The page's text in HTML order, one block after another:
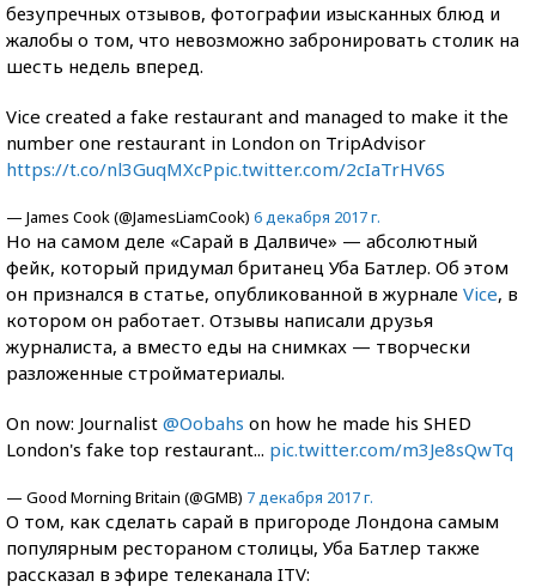
безупречных отзывов, фотографии изысканных блюд и
жалобы о том, что невозможно забронировать столик на
шесть недель вперед.
Vice created a fake restaurant and managed to make it the
number one restaurant in London on TripAdvisor
https://t.co/nl3GuqMXcPpic.twitter.com/2cIaTrHV6S
— James Cook (@JamesLiamCook) 6 декабря 2017 г.
Но на самом деле «Сарай в Далвиче» — абсолютный
фейк, который придумал британец Уба Батлер. Об этом
он признался в статье, опубликованной в журнале Vice, в
котором он работает. Отзывы написали друзья
журналиста, а вместо еды на снимках — творчески
разложенные стройматериалы.
On now: Journalist @Oobahs on how he made his SHED
London's fake top restaurant... pic.twitter.com/m3Je8sQwTq
— Good Morning Britain (@GMB) 7 декабря 2017 г.
О том, как сделать сарай в пригороде Лондона самым
популярным рестораном столицы, Уба Батлер также
рассказал в эфире телеканала ITV: